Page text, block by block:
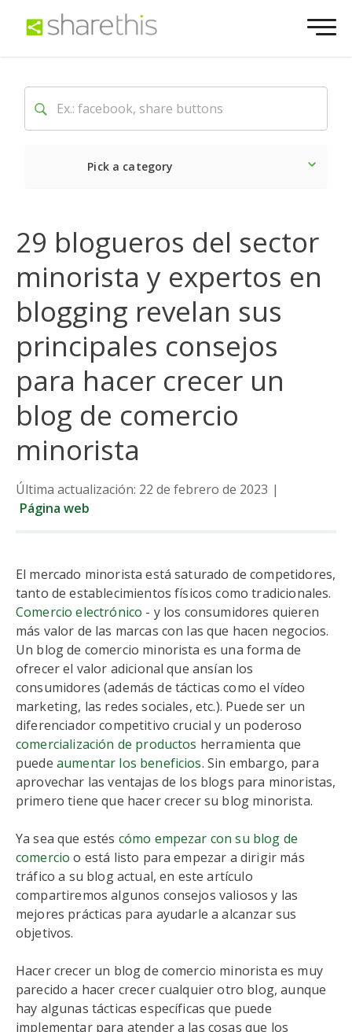
Pick a category
29 blogueros del sector
minorista y expertos en
blogging revelan sus
principales consejos
para hacer crecer un
blog de comercio
minorista
Última actualización: 22 de febrero de 2023 |
Página web
El mercado minorista está saturado de competidores,
tanto de establecimientos físicos como tradicionales.
Comercio electrónico - y los consumidores quieren
más valor de las marcas con las que hacen negocios.
Un blog de comercio minorista es una forma de
ofrecer el valor adicional que ansían los
consumidores (además de tácticas como el vídeo
marketing, las redes sociales, etc.). Puede ser un
diferenciador competitivo crucial y un poderoso
comercialización de productos herramienta que
puede aumentar los beneficios. Sin embargo, para
aprovechar las ventajas de los blogs para minoristas,
primero tiene que hacer crecer su blog minorista.
Ya sea que estés cómo empezar con su blog de
comercio o está listo para empezar a dirigir más
tráfico a su blog actual, en este artículo
compartiremos algunos consejos valiosos y las
mejores prácticas para ayudarle a alcanzar sus
objetivos.
Hacer crecer un blog de comercio minorista es muy
parecido a hacer crecer cualquier otro blog, aunque
hay algunas tácticas específicas que puede
implementar para atender a las cosas que los